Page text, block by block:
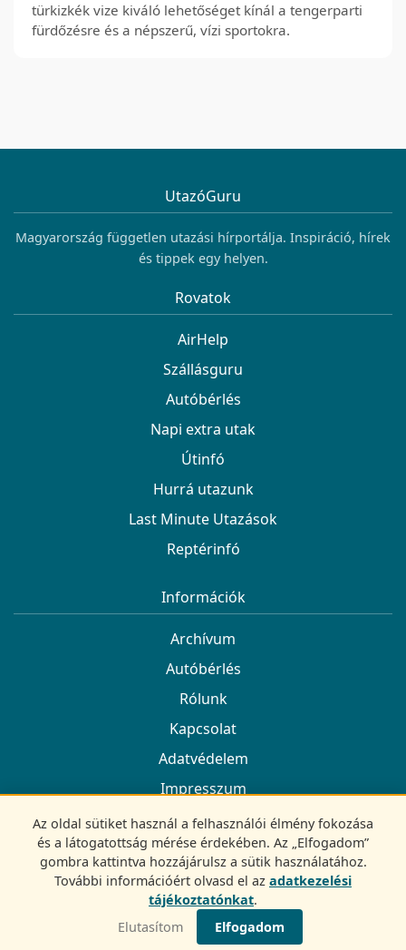
türkizkék vize kiváló lehetőséget kínál a tengerparti
fürdőzésre és a népszerű, vízi sportokra.
UtazóGuru
Magyarország független utazási hírportálja. Inspiráció, hírek
és tippek egy helyen.
Rovatok
AirHelp
Szállásguru
Autóbérlés
Napi extra utak
Útinfó
Hurrá utazunk
Last Minute Utazások
Reptérinfó
Információk
Archívum
Autóbérlés
Rólunk
Kapcsolat
Adatvédelem
Impresszum
Kövess minket
Facebook
© 2022-2026 UtazóGuru.hu
Az oldal sütiket használ a felhasználói élmény fokozása
és a látogatottság mérése érdekében. Az „Elfogadom”
gombra kattintva hozzájárulsz a sütik használatához.
További információért olvasd el az adatkezelési
tájékoztatónkat.
Elutasítom
Elfogadom